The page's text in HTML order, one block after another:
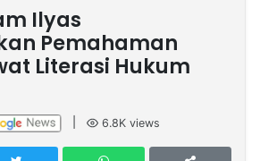
Ilyas
Pemahaman
Literasi Hukum
6.8K views